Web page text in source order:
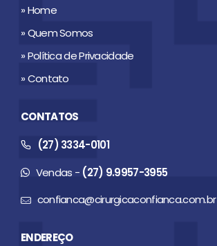
» Home
» Quem Somos
» Política de Privacidade
» Contato
CONTATOS
(27) 3334-0101
Vendas - (27) 9.9957-3955
confianca@cirurgicaconfianca.com.br
ENDEREÇO